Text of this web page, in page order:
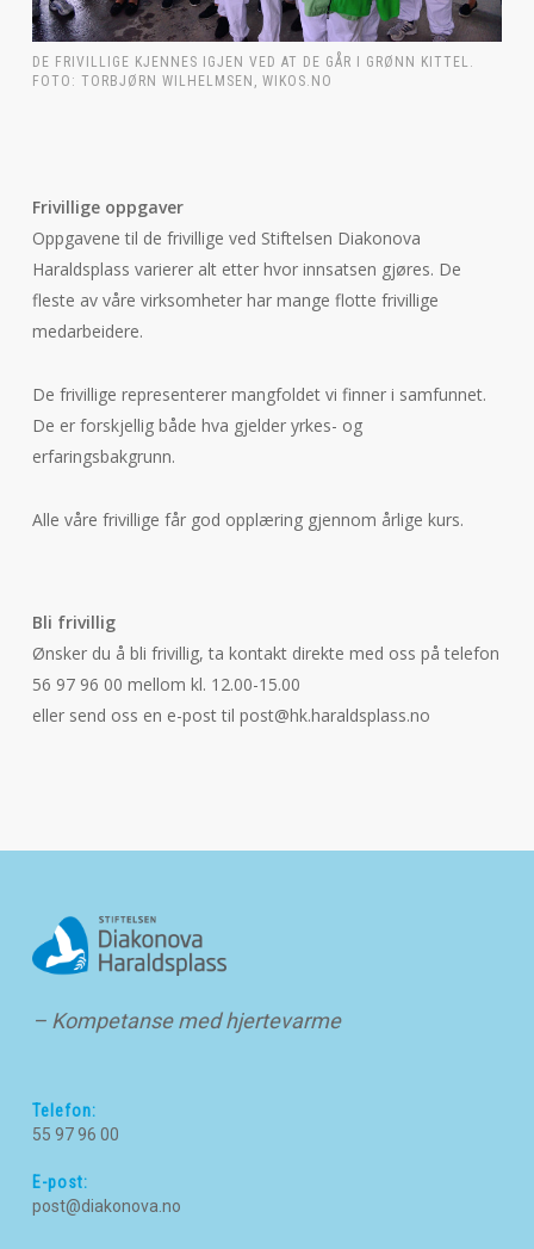
DE FRIVILLIGE KJENNES IGJEN VED AT DE GÅR I GRØNN KITTEL.
FOTO: TORBJØRN WILHELMSEN, WIKOS.NO
Frivillige oppgaver
Oppgavene til de frivillige ved Stiftelsen Diakonova
Haraldsplass varierer alt etter hvor innsatsen gjøres. De
fleste av våre virksomheter har mange flotte frivillige
medarbeidere.
De frivillige representerer mangfoldet vi finner i samfunnet.
De er forskjellig både hva gjelder yrkes- og
erfaringsbakgrunn.
Alle våre frivillige får god opplæring gjennom årlige kurs.
Bli frivillig
Ønsker du å bli frivillig, ta kontakt direkte med oss på telefon
56 97 96 00 mellom kl. 12.00-15.00
eller send oss en e-post til post@hk.haraldsplass.no
– Kompetanse med hjertevarme
Telefon:
55 97 96 00
E-post:
post@diakonova.no